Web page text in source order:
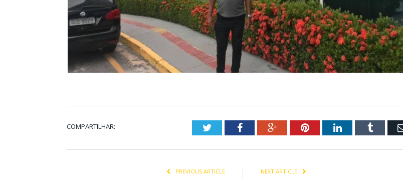
COMPARTILHAR: TwitterFacebookGoogle+PinterestLinkedInTumblr
PREVIOUS ARTICLE NEXT ARTICLE